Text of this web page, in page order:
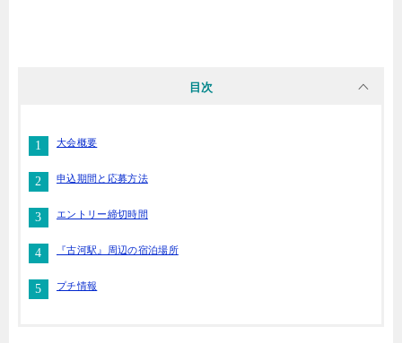
目次
大会概要
申込期間と応募方法
エントリー締切時間
『古河駅』周辺の宿泊場所
プチ情報